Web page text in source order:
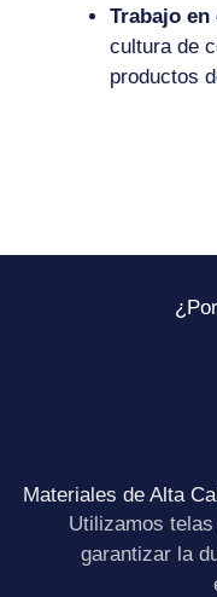
Trabajo en
cultura de
productos
Materiales de Alta
Utilizamos
garantizar la